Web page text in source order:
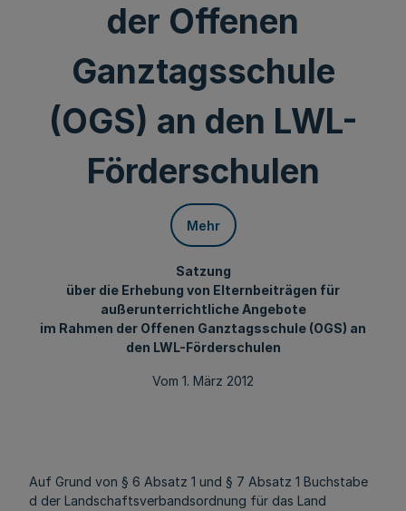
der Offenen
Ganztagsschule
(OGS) an den LWL-
Förderschulen
Mehr
Satzung
über die Erhebung von Elternbeiträgen für
außerunterrichtliche Angebote
im Rahmen der Offenen Ganztagsschule (OGS) an
den LWL-Förderschulen
Vom 1. März 2012
Auf Grund von § 6 Absatz 1 und § 7 Absatz 1 Buchstabe
d der Landschaftsverbandsordnung für das Land